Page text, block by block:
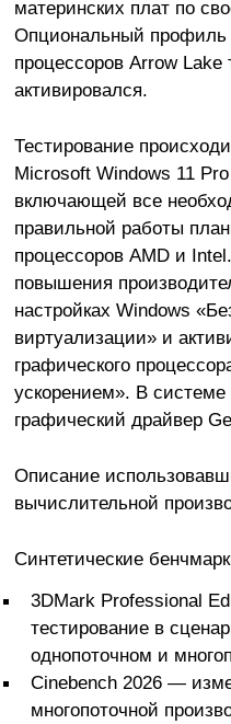
материнских плат по
Опциональный профиль
процессоров Arrow Lake
активировался.
Тестирование
Microsoft Windows 11
включающей все
правильной работы
процессоров AMD и
повышения
настройках Windows
виртуализации» и
графического
ускорением». В
графический драйвер
Описание
вычислительной
Синтетические
3DMark Professional
тестирование в
однопоточном и
Cinebench 2026 —
многопоточной